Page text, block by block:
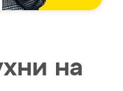
на